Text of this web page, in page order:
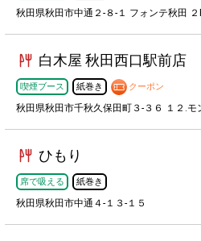
秋田県秋田市中通２-８-１ フォンテ秋田 ２
白木屋 秋田西口駅前店
喫煙ブース 紙巻き クーポン
秋田県秋田市千秋久保田町３-３６ １２.
ひもり
席で吸える 紙巻き
秋田県秋田市中通４-１３-１５